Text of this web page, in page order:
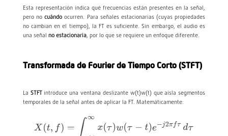
Esta representación indica qué frecuencias están presentes en la señal,
pero nocuándo ocurren. Para señales estacionarias (cuyas propiedades
no cambian en el tiempo), la FT es suficiente. Sin embargo, el audio es
una señal no estacionaria, por lo que se requiere un enfoque diferente.
Transformada de Fourier de Tiempo Corto (STFT)
La STFTintroduce una ventana deslizante w(t)w(t)que aísla segmentos
temporales de la señal antes de aplicar la FT. Matemáticamente: